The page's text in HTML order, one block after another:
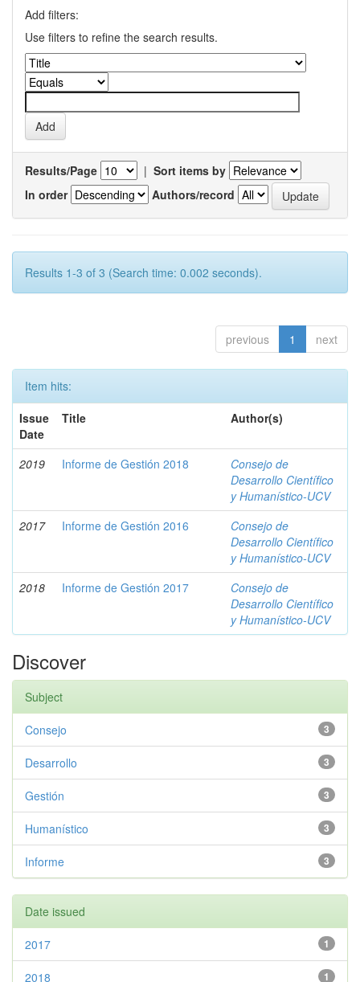
Add filters:
Use filters to refine the search results.
Results/Page | Sort items by
In order
Authors/record
Results 1-3 of 3 (Search time: 0.002 seconds).
previous 1 next
Item hits:
Issue
Date
Title Author(s)
2019 Informe de Gestión 2018
Consejo de
Desarrollo Científico
y Humanístico-UCV
2017
Informe de Gestión 2016
Consejo de
Desarrollo Científico
y Humanístico-UCV
2018
Informe de Gestión 2017
Consejo de
Desarrollo Científico
y Humanístico-UCV
Discover
Subject
3
Consejo
3
Desarrollo
3
Gestión
3
Humanístico
3
Informe
Date issued
1
2017
1
2018